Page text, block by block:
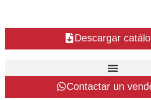
Descargar
Contactar un